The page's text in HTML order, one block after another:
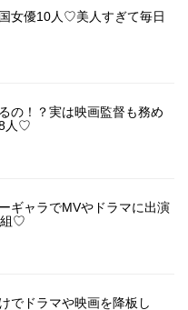
女優10人♡美人すぎて毎日
の！？実は映画監督も務め
人♡
ギャラでMVやドラマに出演
組♡
でドラマや映画を降板し